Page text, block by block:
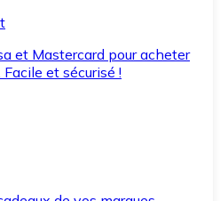
et Mastercard pour acheter
et sécurisé !